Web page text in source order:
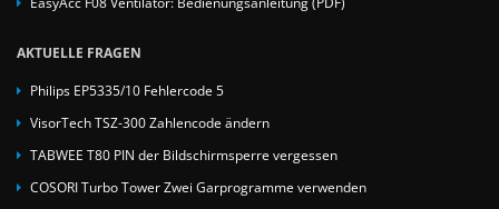
AKTUELLE FRAGEN
Philips EP5335/10 Fehlercode 5
VisorTech TSZ-300 Zahlencode ändern
TABWEE T80 PIN der Bildschirmsperre vergessen
COSORI Turbo Tower Zwei Garprogramme verwenden